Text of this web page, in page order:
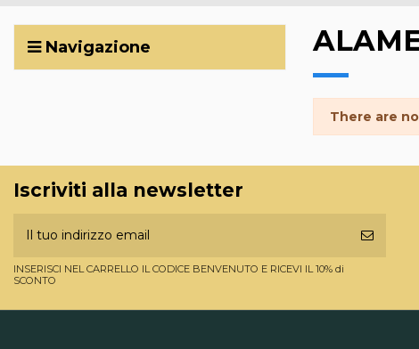
There are
Navigazione
Iscriviti alla newsletter
INSERISCI NEL CARRELLO IL CODICE BENVENUTO E RICEVI IL 10% di
SCONTO